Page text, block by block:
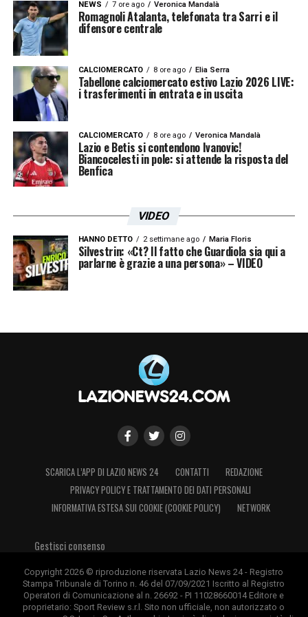
LA PLAYLIST DELLE NOSTRE TOP NEWS
NEWS 7 ore ago Veronica Mandalà
Romagnoli Atalanta, telefonata tra Sarri e il
difensore centrale
CALCIOMERCATO 8 ore ago Elia Serra
Tabellone calciomercato estivo Lazio 2026 LIVE:
i trasferimenti in entrata e in uscita
CALCIOMERCATO 8 ore ago Veronica Mandalà
Lazio e Betis si contendono Ivanovic!
Biancocelesti in pole: si attende la risposta del
Benfica
VIDEO
HANNO DETTO 2 settimane ago Maria Floris
Silvestrin: «Ct? Il fatto che Guardiola sia qui a
parlarne è grazie a una persona» – VIDEO
SCARICA L’APP DI LAZIO NEWS 24 CONTATTI
REDAZIONE
PRIVACY POLICY E TRATTAMENTO DEI DATI PERSONALI
INFORMATIVA ESTESA SUI COOKIE (COOKIE POLICY)
NETWORK
Gestisci consenso
Copyright 2026 © riproduzione riservata Lazio News 24 - Registro
Stampa Tribunale di Torino n. 46 del 07/09/2021 Iscritto al Registro
Operatori di Comunicazione al n. 26692 - PI 11028660014 Editore e
proprietario: Sport Review s.r.l. Sito non ufficiale, non autorizzato o